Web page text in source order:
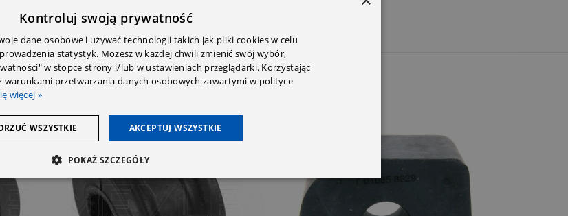
Kontroluj swoją prywatność
dane osobowe i używać technologii takich jak pliki cookies w celu
statystyk. Możesz w każdej chwili zmienić swój wybór,
w stopce strony i/lub w ustawieniach przeglądarki. Korzystając
warunkami przetwarzania danych osobowych zawartymi w polityce
więcej »
AKCEPTUJ WSZYSTKIE
WSZYSTKIE
POKAŻ SZCZEGÓŁY